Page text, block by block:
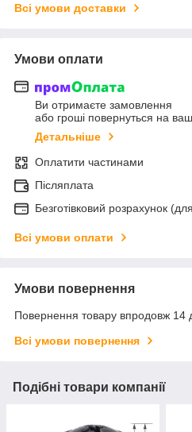
Всі умови доставки
Умови оплати
Ви отримаєте замовлення
або гроші повернуться на
Детальніше
Оплатити частинами
Післяплата
Безготівковий розрахунок
Всі умови оплати
Умови повернення
Повернення товару впродовж 14
Всі умови повернення
Подібні товари компанії